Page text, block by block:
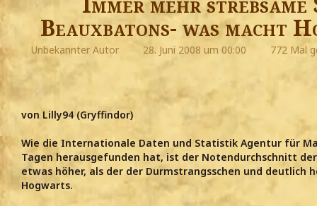
Beauxbatons- was macht
Unbekannter Autor 28. Juni 2008 um 00:00 772 Mal
von Lilly94 (Gryffindor)
Wie die Internationale Daten und Statistik Agentur für
Tagen herausgefunden hat, ist der Notendurchschnitt
etwas höher, als der der Durmstrangsschen und deutlich
Hogwarts.